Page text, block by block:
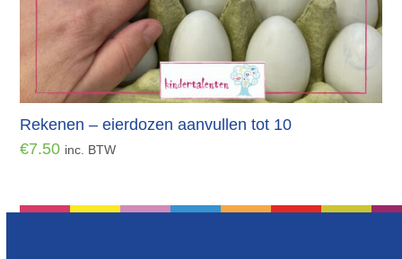
Rekenen – eierdozen aanvullen tot 10
€7.50 inc. BTW